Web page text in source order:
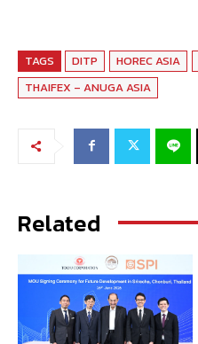
TAGS DITP HOREC ASIA
THAIFEX – ANUGA ASIA
Related